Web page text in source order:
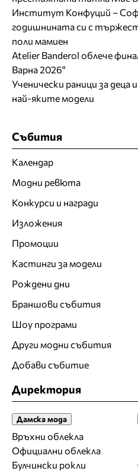
Институт Конфуций –
годишнината си с
поли мамиен
Atelier Banderol облече
Варна 2026"
Ученически раници за деца
най-яките модели
Събития
Календар
Модни ревюта
Конкурси и награди
Изложения
Промоции
Кастинги за модели
Рождени дни
Браншови събития
Шоу програми
Други модни събития
Добави събитие
Директория
Дамска мода
Връхни облекла
Официални облекла
Булчински рокли